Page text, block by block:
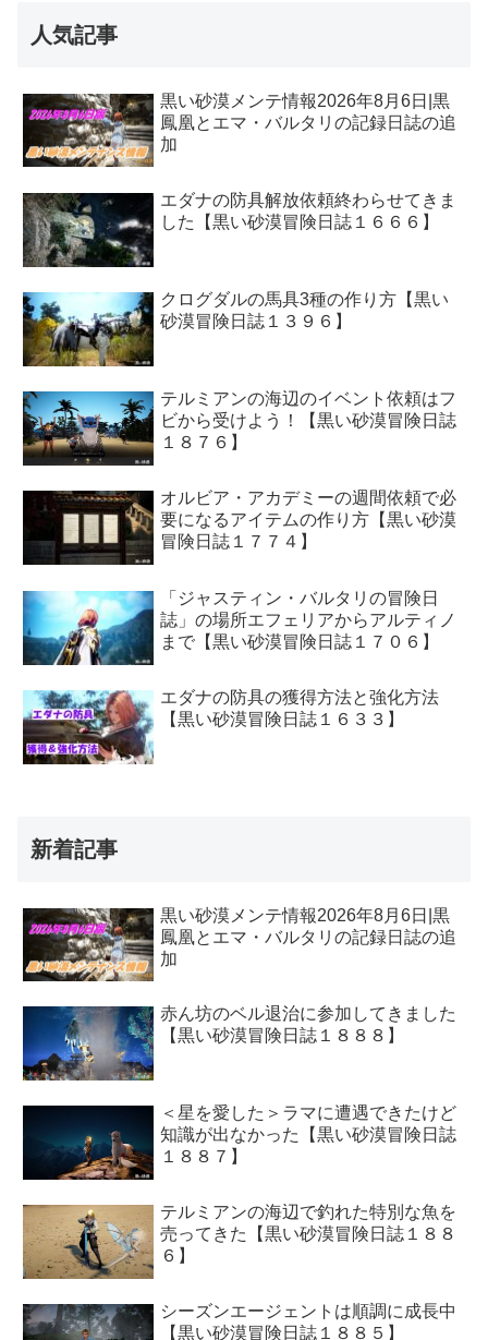
人気記事
黒い砂漠メンテ情報2026年8月6日|黒
鳳凰とエマ・バルタリの記録日誌の追
加
エダナの防具解放依頼終わらせてきま
した【黒い砂漠冒険日誌１６６６】
クログダルの馬具3種の作り方【黒い
砂漠冒険日誌１３９６】
テルミアンの海辺のイベント依頼はフ
ビから受けよう！【黒い砂漠冒険日誌
１８７６】
オルビア・アカデミーの週間依頼で必
要になるアイテムの作り方【黒い砂漠
冒険日誌１７７４】
「ジャスティン・バルタリの冒険日
誌」の場所エフェリアからアルティノ
まで【黒い砂漠冒険日誌１７０６】
エダナの防具の獲得方法と強化方法
【黒い砂漠冒険日誌１６３３】
新着記事
黒い砂漠メンテ情報2026年8月6日|黒
鳳凰とエマ・バルタリの記録日誌の追
加
赤ん坊のベル退治に参加してきました
【黒い砂漠冒険日誌１８８８】
＜星を愛した＞ラマに遭遇できたけど
知識が出なかった【黒い砂漠冒険日誌
１８８７】
テルミアンの海辺で釣れた特別な魚を
売ってきた【黒い砂漠冒険日誌１８８
６】
シーズンエージェントは順調に成長中
【黒い砂漠冒険日誌１８８５】